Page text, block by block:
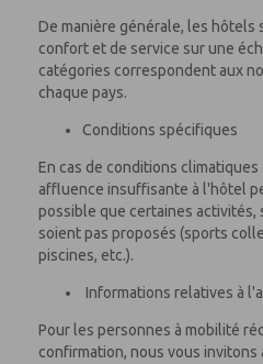
De manière générale, les hôtels
confort et de service sur une
catégories correspondent aux
chaque pays.
Conditions spécifiques
En cas de conditions
affluence insuffisante à l'hôtel
possible que certaines
soient pas proposés (sports
piscines, etc.).
Informations relatives à
Pour les personnes à mobilité
confirmation, nous vous